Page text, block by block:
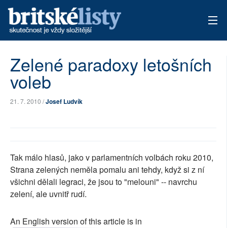
ARCHIV
TÉMATA
Zelené paradoxy letošních
voleb
21. 7. 2010 /Josef Ludvík
Tak málo hlasů, jako v parlamentních volbách roku 2010,
Strana zelených neměla pomalu ani tehdy, když si z ní
všichni dělali legraci, že jsou to "melouni" -- navrchu
zelení, ale uvnitř rudí.
An English version of this article is in